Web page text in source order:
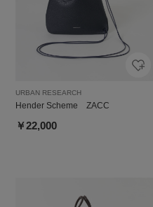
URBAN RESEARCH
Hender Scheme ZACC
￥22,000